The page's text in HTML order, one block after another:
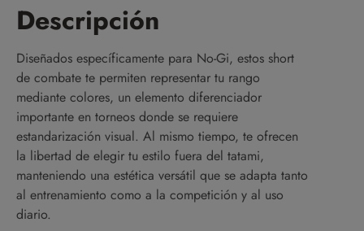
Descripción
Diseñados específicamente para No-Gi, estos short
de combate te permiten representar tu rango
mediante colores, un elemento diferenciador
importante en torneos donde se requiere
estandarización visual. Al mismo tiempo, te ofrecen
la libertad de elegir tu estilo fuera del tatami,
manteniendo una estética versátil que se adapta tanto
al entrenamiento como a la competición y al uso
diario.